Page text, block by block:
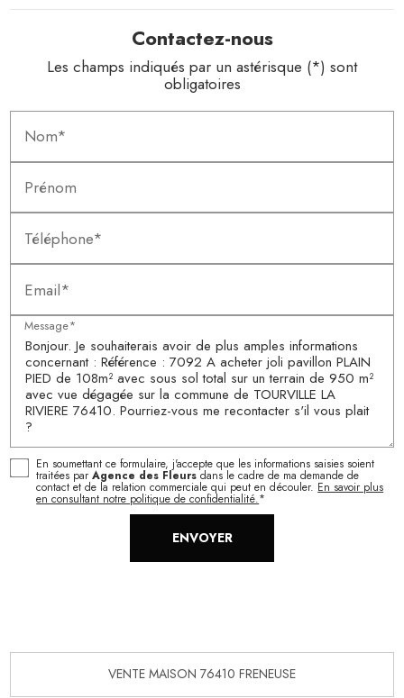
Contactez-nous
Les champs indiqués par un astérisque (*) sont
obligatoires
Nom*
Prénom
Téléphone*
Email*
Message*
En soumettant ce formulaire, j'accepte que les informations saisies soient
traitées parAgence des Fleursdans le cadre de ma demande de
contact et de la relation commerciale qui peut en découler. En savoir plus
en consultant notre politique de confidentialité.*
VENTE MAISON 76410 FRENEUSE